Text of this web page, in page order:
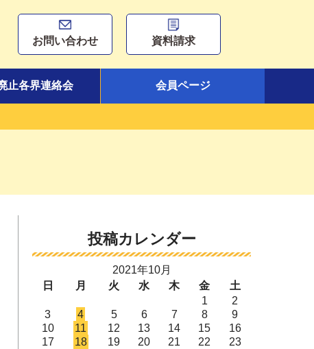
お問い合わせ 資料請求
止各界連絡会 会員ページ
投稿カレンダー
2021年10月
日
月 火 水 木 金
土
1
2
3
4 5 6 7 8
9
10
11 12 13 14 15
16
17
18 19 20 21 22
23